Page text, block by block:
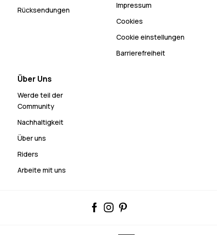
Rücksendungen
Impressum
Cookies
Cookie einstellungen
Barrierefreiheit
Über Uns
Werde teil der
Community
Nachhaltigkeit
Über uns
Riders
Arbeite mit uns